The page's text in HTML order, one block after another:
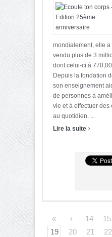
mondialement, elle
vendu plus de 3
dont celui-ci à
Depuis la fondation
son enseignement
de personnes à
vie et à effectuer
au quotidien. ...
Lire la suite ›
« ‹ 14 15
19
20 21 22